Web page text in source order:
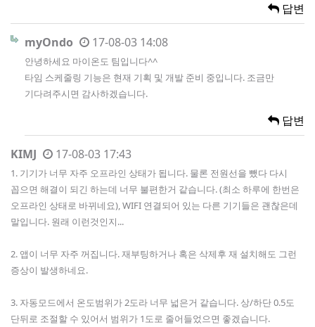
답변
myOndo 17-08-03 14:08
안녕하세요 마이온도 팀입니다^^
타임 스케줄링 기능은 현재 기획 및 개발 준비 중입니다. 조금만
기다려주시면 감사하겠습니다.
답변
KIMJ 17-08-03 17:43
1. 기기가 너무 자주 오프라인 상태가 됩니다. 물론 전원선을 뺐다 다시
꼽으면 해결이 되긴 하는데 너무 불편한거 같습니다. (최소 하루에 한번은
오프라인 상태로 바뀌네요), WIFI 연결되어 있는 다른 기기들은 괜찮은데
말입니다. 원래 이런것인지...
2. 앱이 너무 자주 꺼집니다. 재부팅하거나 혹은 삭제후 재 설치해도 그런
증상이 발생하네요.
3. 자동모드에서 온도범위가 2도라 너무 넓은거 같습니다. 상/하단 0.5도
단뒤로 조절할 수 있어서 범위가 1도로 줄어들었으면 좋겠습니다.